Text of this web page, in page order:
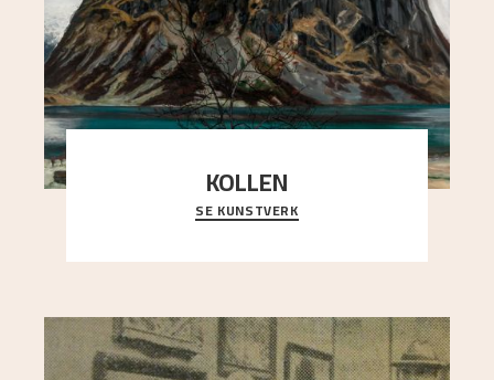
KOLLEN
Et ruvende fjell dominerer bildeflaten, og står i
sterk kontrast til det spinkle rognetreet ute
SE KUNSTVERK